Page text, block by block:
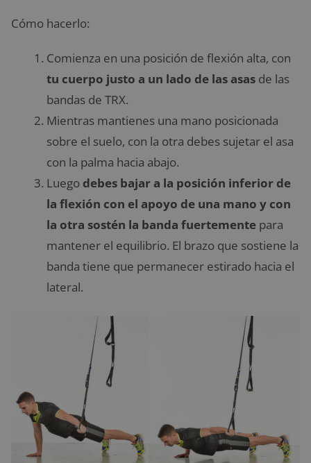
Cómo hacerlo:
Comienza en una posición de flexión alta, con
tu cuerpo justo a un lado de las asas de las
bandas de TRX.
Mientras mantienes una mano posicionada
sobre el suelo, con la otra debes sujetar el asa
con la palma hacia abajo.
Luego debes bajar a la posición inferior de
la flexión con el apoyo de una mano y con
la otra sostén la banda fuertemente para
mantener el equilibrio. El brazo que sostiene la
banda tiene que permanecer estirado hacia el
lateral.